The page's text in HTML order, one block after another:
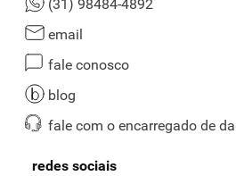
(31) 98484-4892
email
fale conosco
blog
fale com o encarregado de
redes sociais